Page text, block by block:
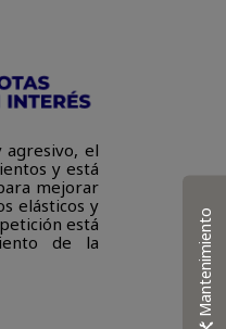
el
y está
mejorar
elásticos y
está
de la
Mantenimiento